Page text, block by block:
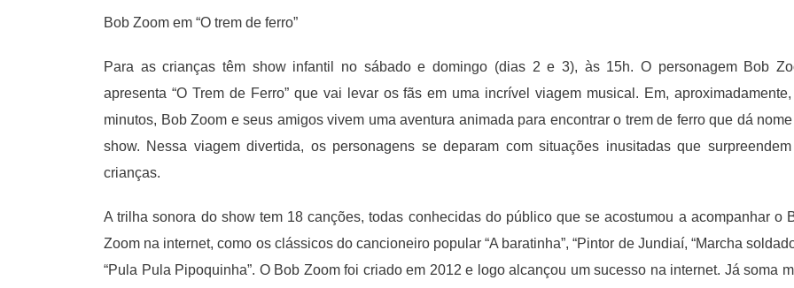
Bob Zoom em “O trem de ferro”
Para as crianças têm show infantil no sábado e domingo (dias 2 e 3), às 15h. O personagem Bob
apresenta “O Trem de Ferro” que vai levar os fãs em uma incrível viagem musical. Em,
minutos, Bob Zoom e seus amigos vivem uma aventura animada para encontrar o trem de ferro que dá
show. Nessa viagem divertida, os personagens se deparam com situações inusitadas que
crianças.
A trilha sonora do show tem 18 canções, todas conhecidas do público que se acostumou a acompanhar o
Zoom na internet, como os clássicos do cancioneiro popular “A baratinha”, “Pintor de Jundiaí, “Marcha
“Pula Pula Pipoquinha”. O Bob Zoom foi criado em 2012 e logo alcançou um sucesso na internet. Já soma